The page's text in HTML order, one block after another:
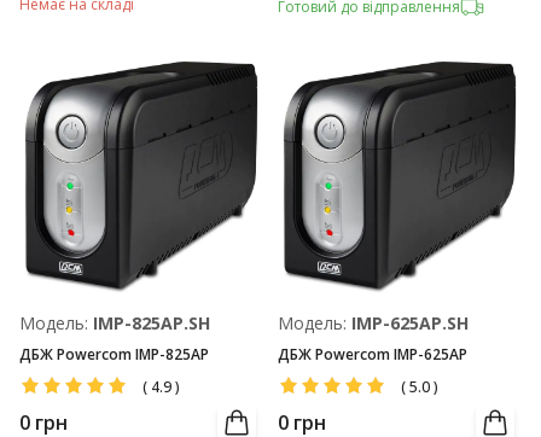
Немає на складі Готовий до відправлення
Модель: IMP-825AP.SH
ДБЖ Powercom IMP-825AP
( 4.9)
0 грн
Модель: IMP-625AP.SH
ДБЖ Powercom IMP-625AP
(5.0)
0 грн